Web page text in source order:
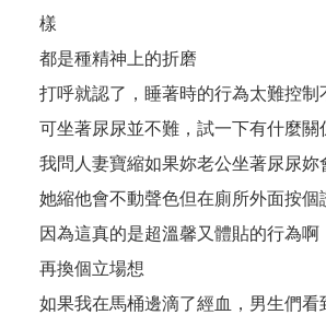
樣
都是種精神上的折磨
打呼就認了，睡著時的行為太難控制
可坐著尿尿並不難，試一下有什麼關
我問人妻寶縮如果妳老公坐著尿尿妳
她縮他會不動聲色但在廁所外面按個
因為這真的是超溫馨又體貼的行為啊
再換個立場想
如果我在馬桶邊滴了經血，男生們看